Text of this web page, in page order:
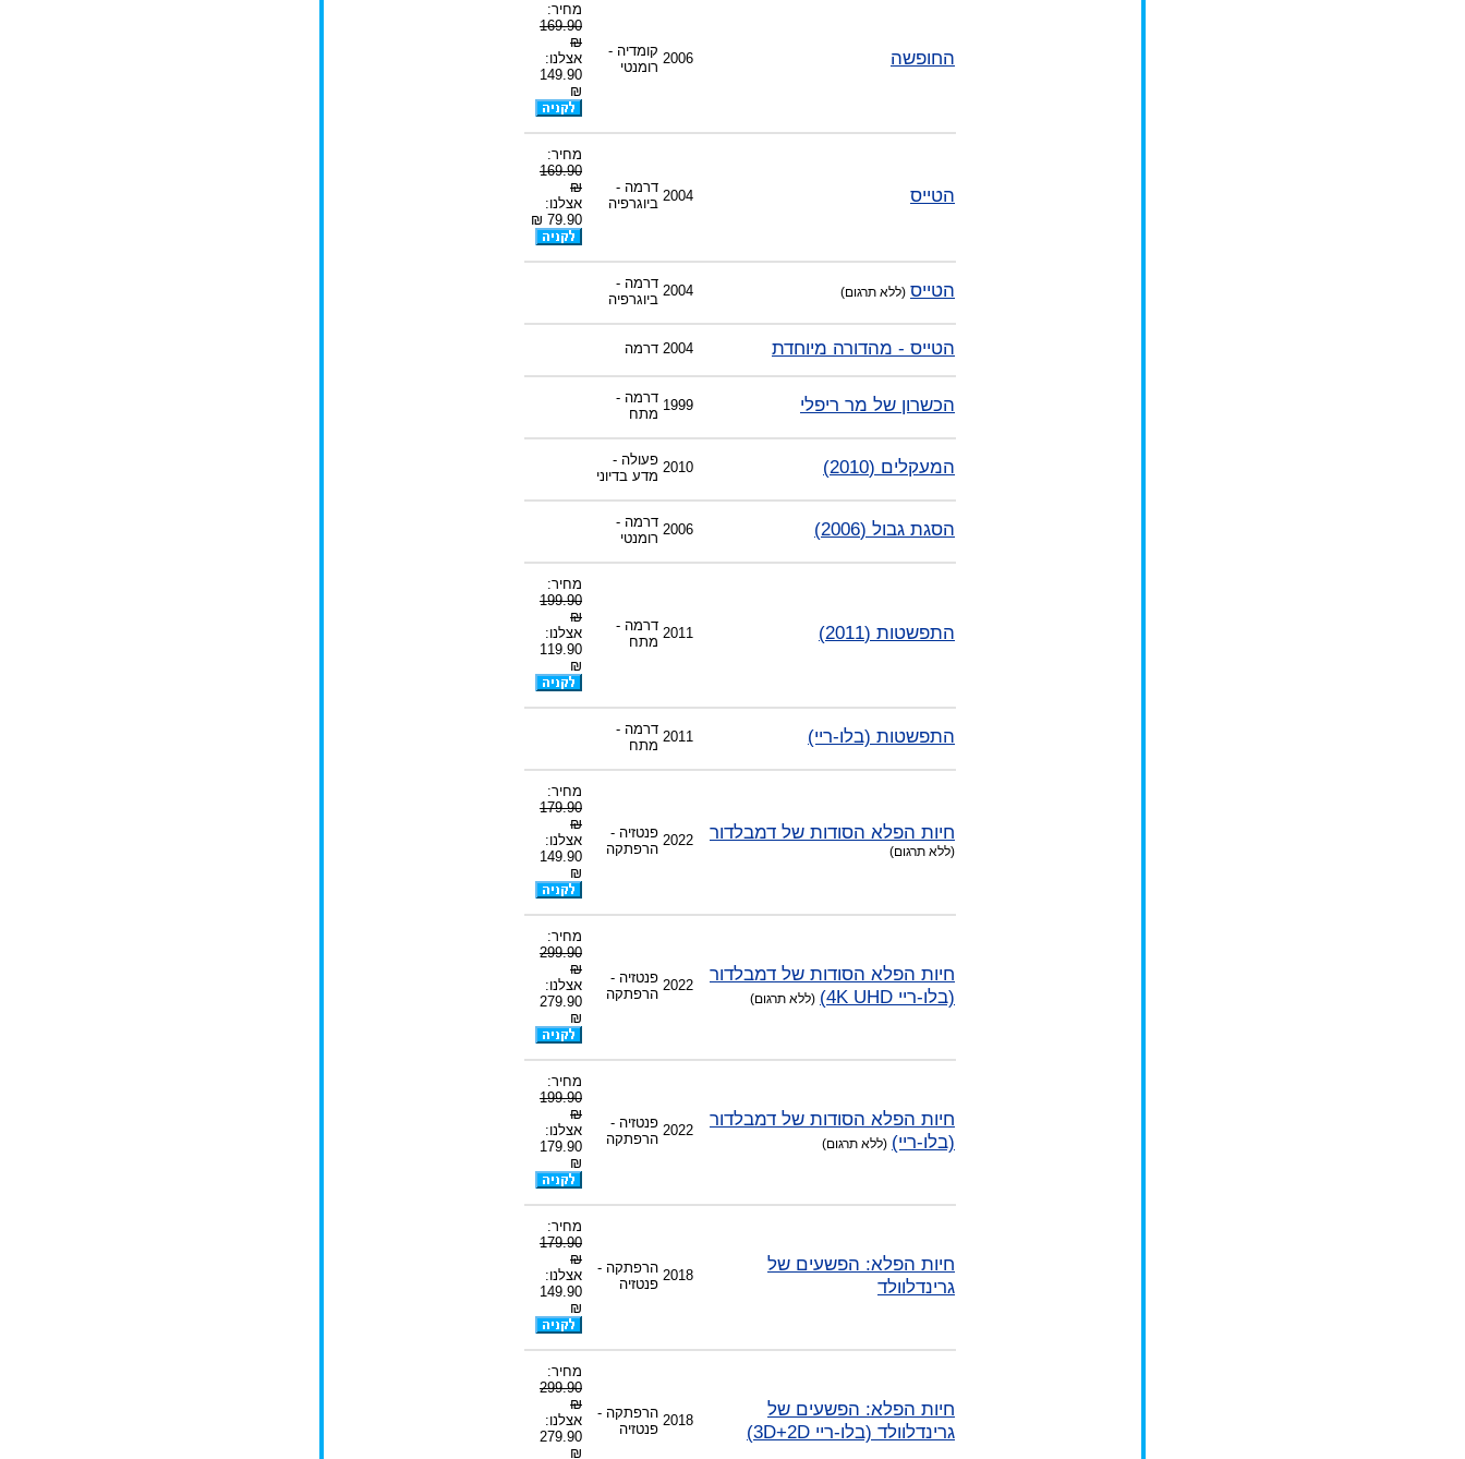
החופשה 2006 קומדיה -
רומנטי
מחיר:
169.90
₪
אצלנו:
149.90
₪
הטייס 2004
דרמה -
ביוגרפיה
מחיר:
169.90
₪
אצלנו:
79.90 ₪
הטייס (ללא תרגום) 2004 דרמה -
ביוגרפיה
הטייס - מהדורה מיוחדת 2004 דרמה
הכשרון של מר ריפלי 1999 דרמה -
מתח
המעקלים (2010) 2010 פעולה -
מדע בדיוני
הסגת גבול (2006) 2006 דרמה -
רומנטי
התפשטות (2011) 2011 דרמה -
מתח
מחיר:
199.90
₪
אצלנו:
119.90
₪
התפשטות (בלו-ריי) 2011 דרמה -
מתח
חיות הפלא הסודות של דמבלדור
(ללא תרגום)
2022 פנטזיה -
הרפתקה
מחיר:
179.90
₪
אצלנו:
149.90
₪
חיות הפלא הסודות של דמבלדור
(בלו-ריי 4K UHD)
(ללא תרגום)
2022 פנטזיה -
הרפתקה
מחיר:
299.90
₪
אצלנו:
279.90
₪
חיות הפלא הסודות של דמבלדור
(בלו-ריי) (ללא תרגום)
2022 פנטזיה -
הרפתקה
מחיר:
199.90
₪
אצלנו:
179.90
₪
חיות הפלא: הפשעים של
גרינדלוולד
2018 הרפתקה -
פנטזיה
מחיר:
179.90
₪
אצלנו:
149.90
₪
חיות הפלא: הפשעים של
גרינדלוולד (בלו-ריי 3D+2D)
2018 הרפתקה -
פנטזיה
מחיר:
299.90
₪
אצלנו:
279.90
₪